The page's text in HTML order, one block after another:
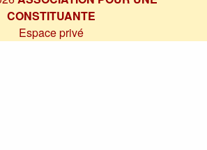
CONSTITUANTE
Espace privé